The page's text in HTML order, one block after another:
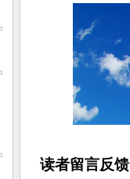
读者留言反